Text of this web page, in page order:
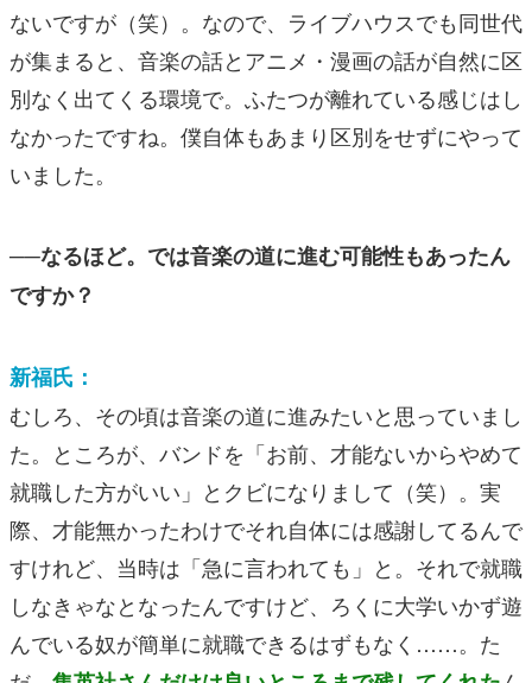
ないですが（笑）。なので、ライブハウスでも同世代
が集まると、音楽の話とアニメ・漫画の話が自然に区
別なく出てくる環境で。ふたつが離れている感じはし
なかったですね。僕自体もあまり区別をせずにやって
いました。
──なるほど。では音楽の道に進む可能性もあったん
ですか？
新福氏：
むしろ、その頃は音楽の道に進みたいと思っていまし
た。ところが、バンドを「お前、才能ないからやめて
就職した方がいい」とクビになりまして（笑）。実
際、才能無かったわけでそれ自体には感謝してるんで
すけれど、当時は「急に言われても」と。それで就職
しなきゃなとなったんですけど、ろくに大学いかず遊
んでいる奴が簡単に就職できるはずもなく……。た